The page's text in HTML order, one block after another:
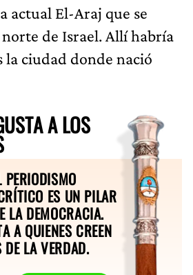
actual El-Araj que se
de Israel. Allí habría
la ciudad donde nació
A LOS
PERIODISMO
ES UN PILAR
LA DEMOCRACIA.
A QUIENES CREEN
DE LA VERDAD.